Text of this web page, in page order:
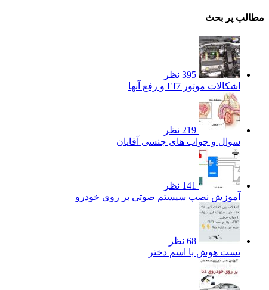
مطالب پر بحث
395 نظر
اشکالات موتور Ef7 و رفع آنها
219 نظر
سوال و جواب های جنسی آقایان
141 نظر
آموزش نصب سیستم صوتی بر روی خودرو
68 نظر
تست هوش با اسم دختر